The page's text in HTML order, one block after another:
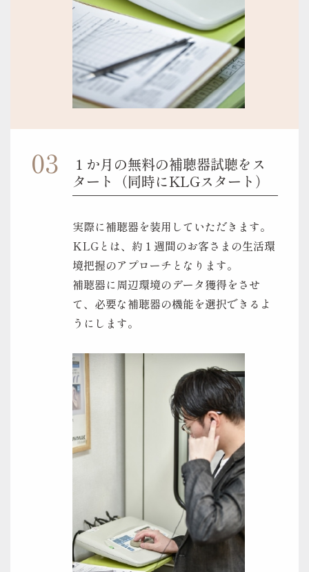
１か月の無料の補聴器試聴をス
タート（同時にKLGスタート）
実際に補聴器を装用していただきます。
KLGとは、約１週間のお客さまの生活環
境把握のアプローチとなります。
補聴器に周辺環境のデータ獲得をさせ
て、必要な補聴器の機能を選択できるよ
うにします。